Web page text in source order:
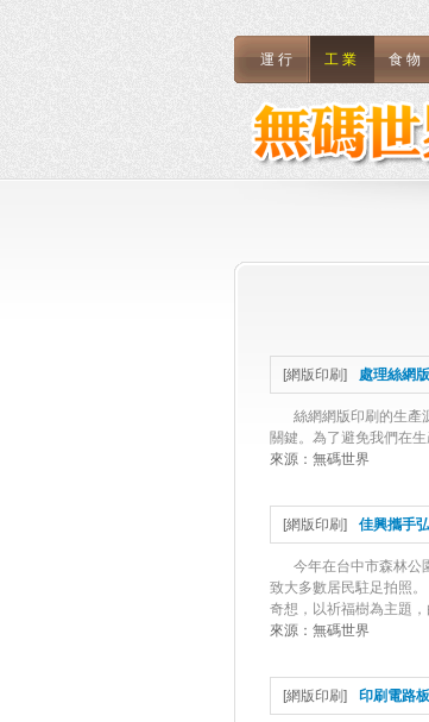
運行 工業 食物
[網版印刷] 處理絲網
絲網網版印刷的生產
關鍵。為了避免我們在
來源： 無碼世界
[網版印刷] 佳興攜手
今年在台中市森林公
致大多數居民駐足拍照
奇想，以祈福樹為主題，
來源： 無碼世界
[網版印刷] 印刷電路